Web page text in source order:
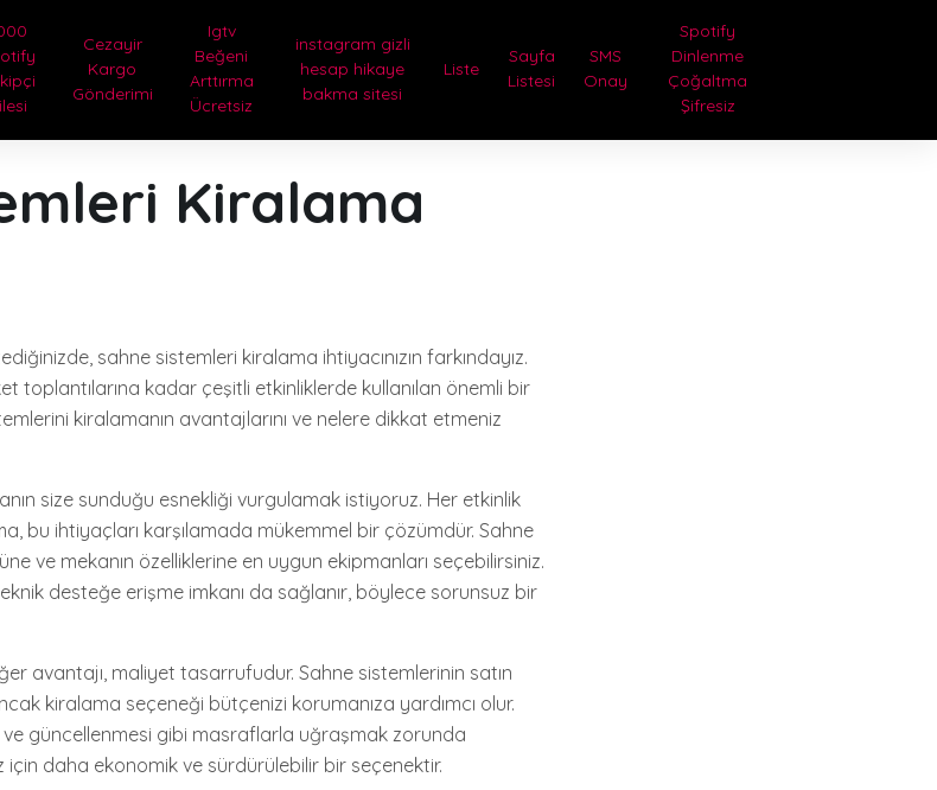
Cezayir
Kargo
Gönderimi
Igtv
Beğeni
Arttırma
Ücretsiz
instagram gizli
hesap hikaye
bakma sitesi
Liste
Sayfa
Listesi
SMS
Onay
Spotify
Dinlenme
Çoğaltma
Şifresiz
Kiralama
sahne sistemleri kiralama ihtiyacınızın farkındayız.
toplantılarına kadar çeşitli etkinliklerde kullanılan önemli bir
kiralamanın avantajlarını ve nelere dikkat etmeniz
size sunduğu esnekliği vurgulamak istiyoruz. Her etkinlik
bu ihtiyaçları karşılamada mükemmel bir çözümdür. Sahne
ve mekanın özelliklerine en uygun ekipmanları seçebilirsiniz.
desteğe erişme imkanı da sağlanır, böylece sorunsuz bir
avantajı, maliyet tasarrufudur. Sahne sistemlerinin satın
kiralama seçeneği bütçenizi korumanıza yardımcı olur.
ve güncellenmesi gibi masraflarla uğraşmak zorunda
için daha ekonomik ve sürdürülebilir bir seçenektir.